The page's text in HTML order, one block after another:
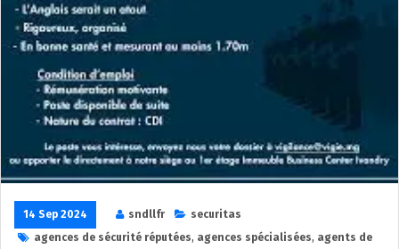
14 Sep 2024 sndllfr
securitas
agences de sécurité réputées, agences spécialisées, agents de